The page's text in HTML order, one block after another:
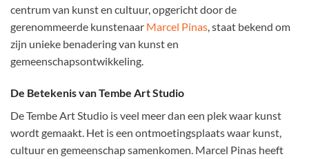
centrum van kunst en cultuur, opgericht door de
gerenommeerde kunstenaar Marcel Pinas, staat bekend om
zijn unieke benadering van kunst en
gemeenschapsontwikkeling.
De Betekenis van Tembe Art Studio
De Tembe Art Studio is veel meer dan een plek waar kunst
wordt gemaakt. Het is een ontmoetingsplaats waar kunst,
cultuur en gemeenschap samenkomen. Marcel Pinas heeft